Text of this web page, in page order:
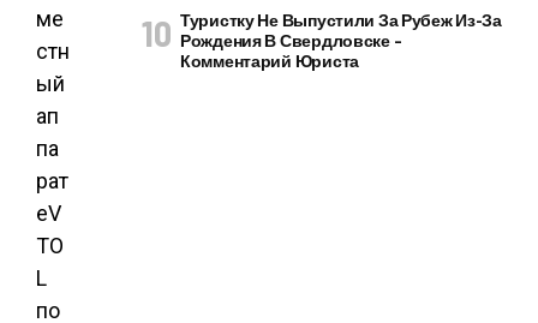
ме
стн
ый
ап
па
рат
eV
TO
L
по
Туристку Не Выпустили За Рубеж Из-За
Рождения В Свердловске –
Комментарий Юриста